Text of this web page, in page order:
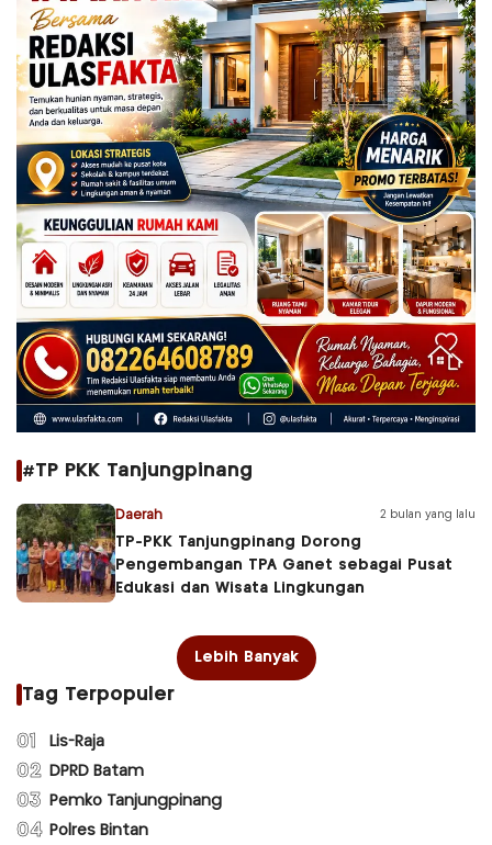
#TP PKK Tanjungpinang
Daerah 2 bulan yang lalu
TP-PKK Tanjungpinang Dorong
Pengembangan TPA Ganet sebagai Pusat
Edukasi dan Wisata Lingkungan
Lebih Banyak
Tag Terpopuler
01 Lis-Raja
02 DPRD Batam
03 Pemko Tanjungpinang
04 Polres Bintan